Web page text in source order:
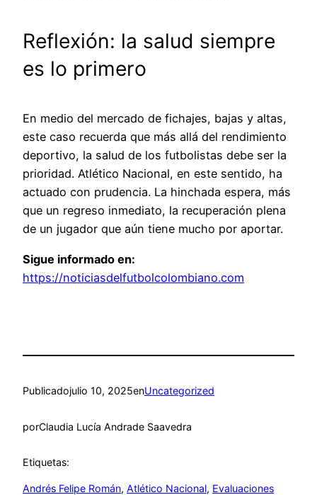
Reflexión: la salud siempre
es lo primero
En medio del mercado de fichajes, bajas y altas,
este caso recuerda que más allá del rendimiento
deportivo, la salud de los futbolistas debe ser la
prioridad. Atlético Nacional, en este sentido, ha
actuado con prudencia. La hinchada espera, más
que un regreso inmediato, la recuperación plena
de un jugador que aún tiene mucho por aportar.
Sigue informado en:
https://noticiasdelfutbolcolombiano.com
Publicadojulio 10, 2025enUncategorized
porClaudia Lucía Andrade Saavedra
Etiquetas:
Andrés Felipe Román, Atlético Nacional, Evaluaciones